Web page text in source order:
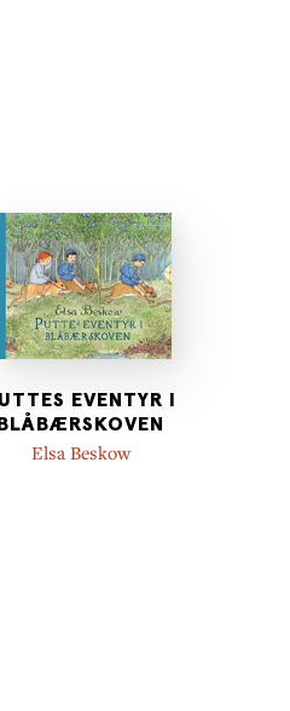
EVENTYR I
BLÅBÆRSKOVEN
Elsa Beskow